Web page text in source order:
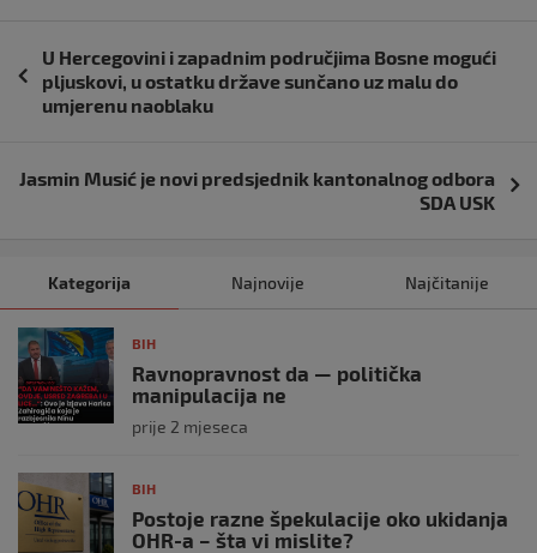
objava
U Hercegovini i zapadnim područjima Bosne mogući
pljuskovi, u ostatku države sunčano uz malu do
umjerenu naoblaku
Jasmin Musić je novi predsjednik kantonalnog odbora
SDA USK
Kategorija Najnovije Najčitanije
BIH
Ravnopravnost da — politička
manipulacija ne
prije 2 mjeseca
BIH
Postoje razne špekulacije oko ukidanja
OHR-a – šta vi mislite?